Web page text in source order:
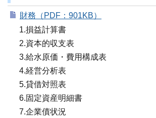
財務（PDF：901KB）
1.損益計算書
2.資本的収支表
3.給水原価・費用構成表
4.経営分析表
5.貸借対照表
6.固定資産明細書
7.企業債状況